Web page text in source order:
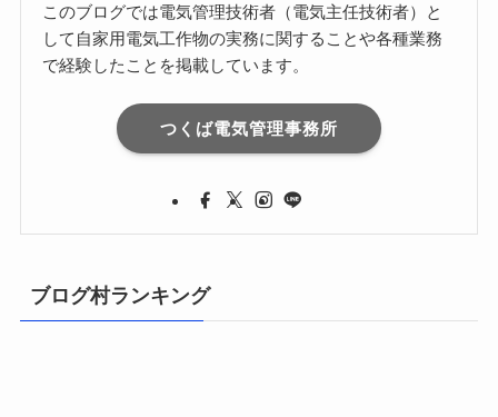
このブログでは電気管理技術者（電気主任技術者）と
して自家用電気工作物の実務に関することや各種業務
で経験したことを掲載しています。
つくば電気管理事務所
ブログ村ランキング